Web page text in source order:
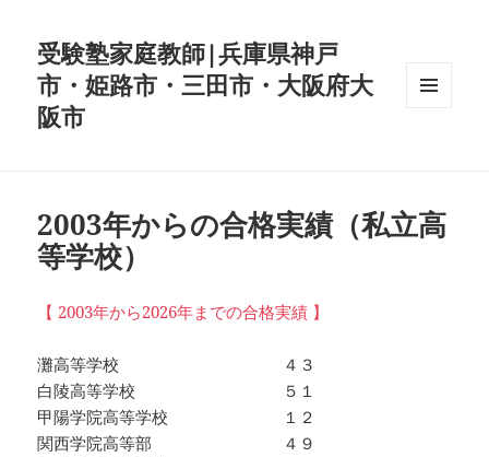
受験塾家庭教師|兵庫県神戸
市・姫路市・三田市・大阪府大
阪市
2003年からの合格実績（私立高
等学校）
【 2003年から2026年までの合格実績 】
灘高等学校 ４３
白陵高等学校 ５１
甲陽学院高等学校 １２
関西学院高等部 ４９